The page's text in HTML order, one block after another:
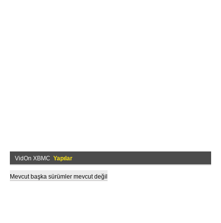
VidOn XBMC Yapılar
Mevcut başka sürümler mevcut değil